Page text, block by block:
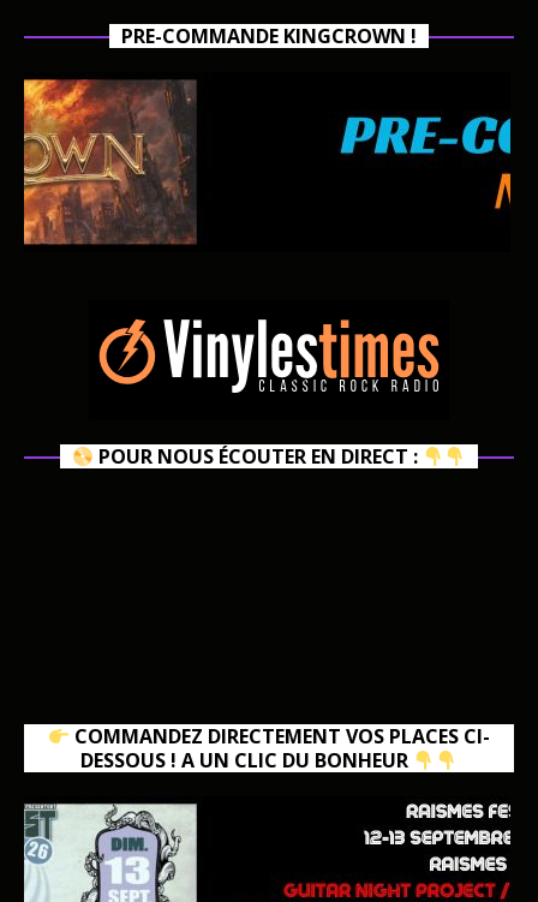
PRE-COMMANDE KINGCROWN !
POUR NOUS ÉCOUTER EN DIRECT :
COMMANDEZ DIRECTEMENT VOS PLACES CI-
DESSOUS ! A UN CLIC DU BONHEUR